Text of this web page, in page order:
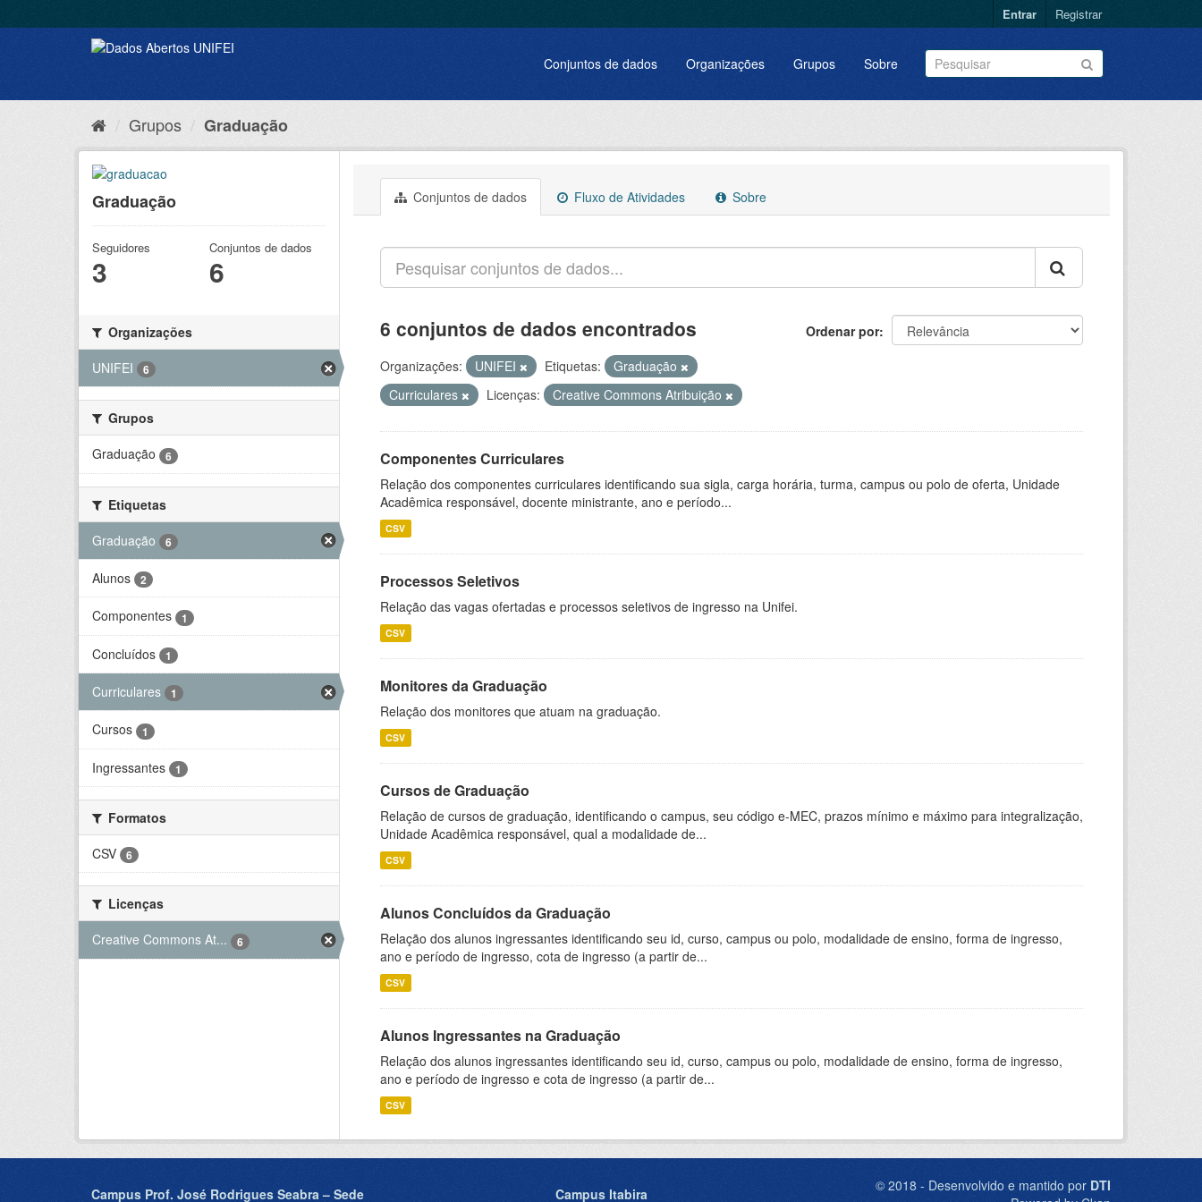
Entrar Registrar
Conjuntos de dados Organizações Grupos Sobre
Grupos Graduação
Graduação
Seguidores
3
Conjuntos de dados
6
Organizações
UNIFEI
6
Grupos
Graduação
6
Etiquetas
Graduação
6
Alunos 2
Componentes 1
Concluídos 1
Curriculares 1
Cursos 1
Ingressantes 1
Formatos
CSV
6
Licenças
Creative Commons At...
6
Conjuntos de dados Fluxo de Atividades Sobre
Ordenar por
6 conjuntos de dados encontrados
Organizações: UNIFEI Etiquetas:
Graduação
Curriculares
Licenças: Creative Commons Atribuição
Componentes Curriculares
Relação dos componentes curriculares identificando sua sigla, carga horária, turma, campus ou polo de oferta, Unidade
Acadêmica responsável, docente ministrante, ano e período...
CSV
Processos Seletivos
Relação das vagas ofertadas e processos seletivos de ingresso na Unifei.
CSV
Monitores da Graduação
Relação dos monitores que atuam na graduação.
CSV
Cursos de Graduação
Relação de cursos de graduação, identificando o campus, seu código e-MEC, prazos mínimo e máximo para integralização,
Unidade Acadêmica responsável, qual a modalidade de...
CSV
Alunos Concluídos da Graduação
Relação dos alunos ingressantes identificando seu id, curso, campus ou polo, modalidade de ensino, forma de ingresso,
ano e período de ingresso, cota de ingresso (a partir de...
CSV
Alunos Ingressantes na Graduação
Relação dos alunos ingressantes identificando seu id, curso, campus ou polo, modalidade de ensino, forma de ingresso,
ano e período de ingresso e cota de ingresso (a partir de...
CSV
Campus Prof. José Rodrigues Seabra – Sede Campus Itabira © 2018 - Desenvolvido e mantido por DTI